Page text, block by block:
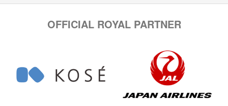
OFFICIAL ROYAL PARTNER